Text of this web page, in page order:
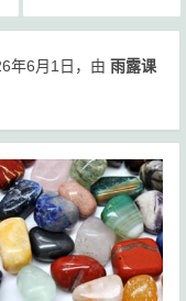
年6月1日，由雨露课